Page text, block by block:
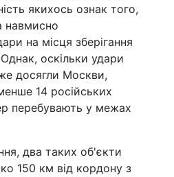
якихось ознак того,
навмисно
на місця зберігання
оскільки удари
досягли Москви,
14 російських
перебувають у межах
два таких об'єкти
150 км від кордону з